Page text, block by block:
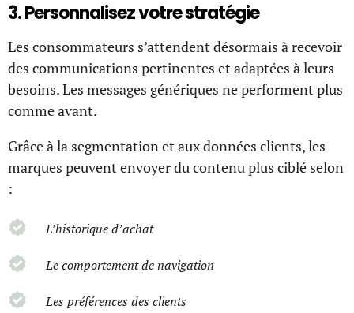
3. Personnalisez votre stratégie
Les consommateurs s’attendent désormais à recevoir
des communications pertinentes et adaptées à leurs
besoins. Les messages génériques ne performent plus
comme avant.
Grâce à la segmentation et aux données clients, les
marques peuvent envoyer du contenu plus ciblé selon
:
L’historique d’achat
Le comportement de navigation
Les préférences des clients